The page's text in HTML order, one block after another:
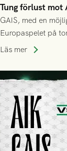
Tung förlust mot
GAIS, med en
Europaspelet på
Stockholm . Men
lyckades få in 2-0.
Läs mer